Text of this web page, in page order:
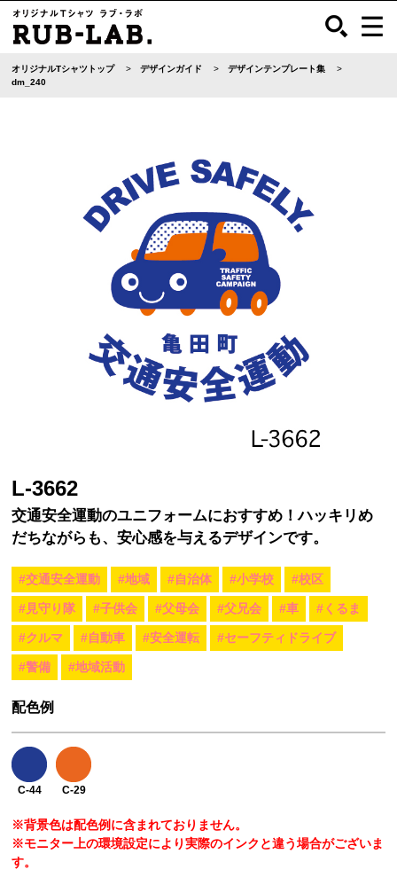
オリジナルTシャツトップ デザインガイド
デザインテンプレート集
dm_240
L-3662
交通安全運動のユニフォームにおすすめ！ハッキリめ
だちながらも、安心感を与えるデザインです。
#交通安全運動 #地域 #自治体 #小学校 #校区
#見守り隊 #子供会 #父母会 #父兄会 #車 #くるま
#クルマ #自動車 #安全運転 #セーフティドライブ
#警備 #地域活動
配色例
C-44 C-29
※背景色は配色例に含まれておりません。
※モニター上の環境設定により実際のインクと違う場合がございま
す。